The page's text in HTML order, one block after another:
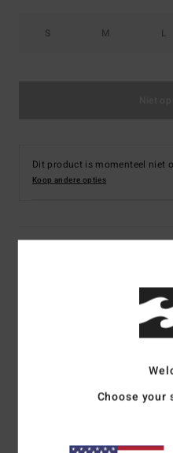
S M L
Dit product is momenteel niet
Koop andere opties
Heren Blauw Walkshort
tailleband, verstelbaar met
achterzakken, Billabong
Choose your